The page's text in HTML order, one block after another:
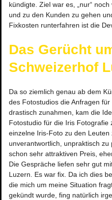
kündigte. Ziel war es, „nur“
und zu den Kunden zu gehen
Fixkosten runterfahren ist die
Das Gerücht
Schweizerhof
Da so ziemlich genau ab dem
des Fotostudios die Anfragen
drastisch zunahmen, kam die
Fotostudio für die Iris Fotografie
einzelne Iris-Foto zu den
unverantwortlich, unpraktisch
schon sehr attraktiven Preis,
Die Gespräche liefen sehr gut
Luzern. Es war fix. Da ich dies
die mich um meine Situation
gekündt wurde, fing natürlich